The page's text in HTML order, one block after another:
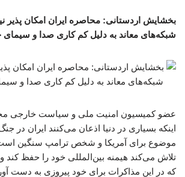
بخشایش اردستانی: محاصره ایران امکان پذیر
شبکه‌های معاند به دلیل کم کاری صدا و
عضو کمیسیون امنیت ملی و سیاست خارجی
اینکه بسیاری در دنیا اذعان می‌کنند ایران در
موضوع برای آمریکا و شخص ترامپ سنگین
تلاش می‌کند هیمنه بین‌المللی خود را حفظ کند
که در این مذاکرات برای خود پیروزی به دست